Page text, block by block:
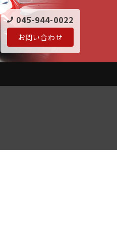
045-944-0022
お問い合わせ